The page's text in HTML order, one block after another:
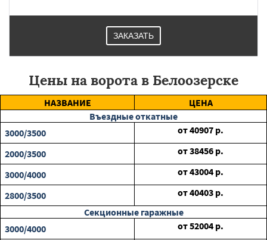
ЗАКАЗАТЬ
Цены на ворота в Белоозерске
НАЗВАНИЕ
ЦЕНА
Въездные откатные
3000/3500
от40907 р.
2000/3500
от38456 р.
3000/4000
от43004 р.
2800/3500
от40403 р.
Секционные гаражные
3000/4000
от52004 р.